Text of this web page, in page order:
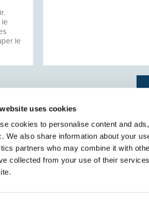
uses cookies
cookies to personalise content and
We also share information about your
partners who may combine it with
collected from your use of their
le
le
l’employeur. Outre le recrutement de
un package complet de services RH